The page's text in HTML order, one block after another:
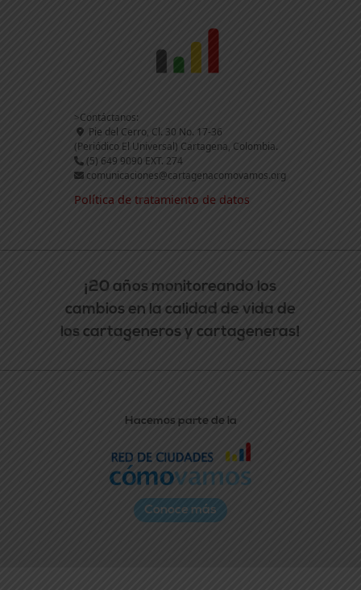
>Contáctanos:
Pie del Cerro, Cl. 30 No. 17-36
(Periódico El Universal) Cartagena, Colombia.
(5) 649 9090 EXT. 274
comunicaciones@cartagenacomovamos.org
Política de tratamiento de datos
¡20 años monitoreando los
cambios en la calidad de vida de
los cartageneros y cartageneras!
Hacemos parte de la
Conoce más